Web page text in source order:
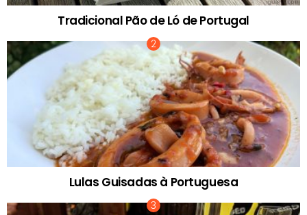
Tradicional Pão de Ló de Portugal
Lulas Guisadas à Portuguesa